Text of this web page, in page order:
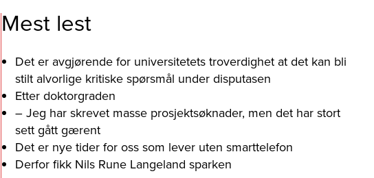
Mest lest
Det er avgjørende for universitetets troverdighet at det kan bli
stilt alvorlige kritiske spørsmål under disputasen
Etter doktorgraden
– Jeg har skrevet masse prosjektsøknader, men det har stort
sett gått gærent
Det er nye tider for oss som lever uten smarttelefon
Derfor fikk Nils Rune Langeland sparken